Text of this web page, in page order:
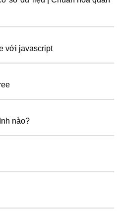
với javascript
nào?